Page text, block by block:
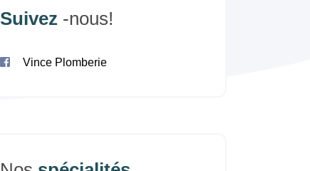
Suivez -nous!
Vince Plomberie